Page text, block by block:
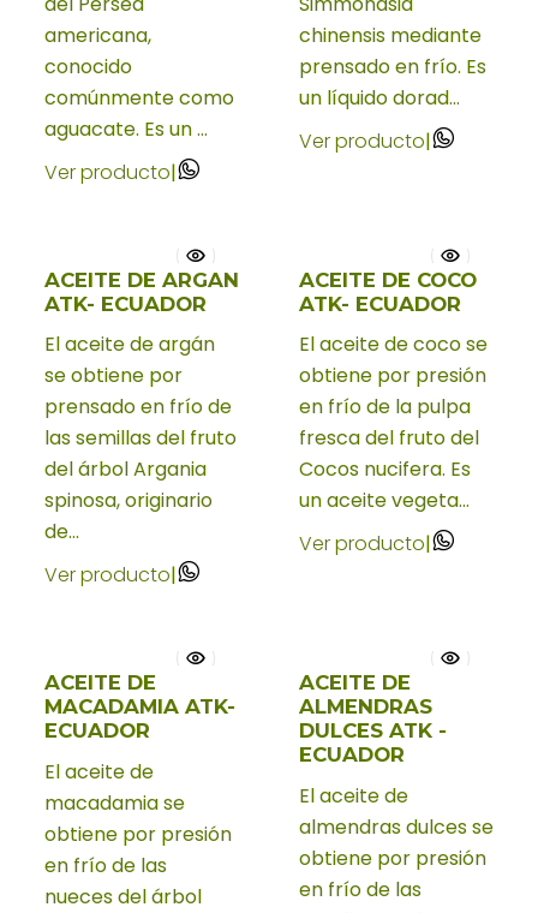
americana,
conocido
comúnmente como
aguacate. Es un ...
Ver producto|
chinensis mediante
prensado en frío. Es
un líquido dorad...
Ver producto|
Nuevo
ACEITE DE ARGAN
ATK- ECUADOR
El aceite de argán
se obtiene por
prensado en frío de
las semillas del fruto
del árbol Argania
spinosa, originario
de...
Ver producto|
Nuevo
ACEITE DE COCO
ATK- ECUADOR
El aceite de coco se
obtiene por presión
en frío de la pulpa
fresca del fruto del
Cocos nucifera. Es
un aceite vegeta...
Ver producto|
Nuevo
ACEITE DE
MACADAMIA ATK-
ECUADOR
El aceite de
macadamia se
obtiene por presión
en frío de las
nueces del árbol
ACEITE DE
ALMENDRAS
DULCES ATK -
ECUADOR
El aceite de
almendras dulces se
obtiene por presión
en frío de las